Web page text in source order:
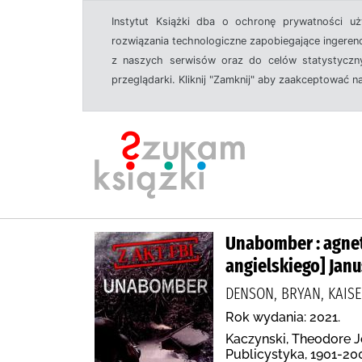
Instytut Książki dba o ochronę prywatności
rozwiązania technologiczne zapobiegające
z naszych serwisów oraz do celów
przeglądarki. Kliknij "Zamknij" aby zaakceptować
Unabomber :
angielskiego]
DENSON, BRYAN,
Rok wydania: 2021.
Kaczynski, Theodore
Publicystyka, 1901-